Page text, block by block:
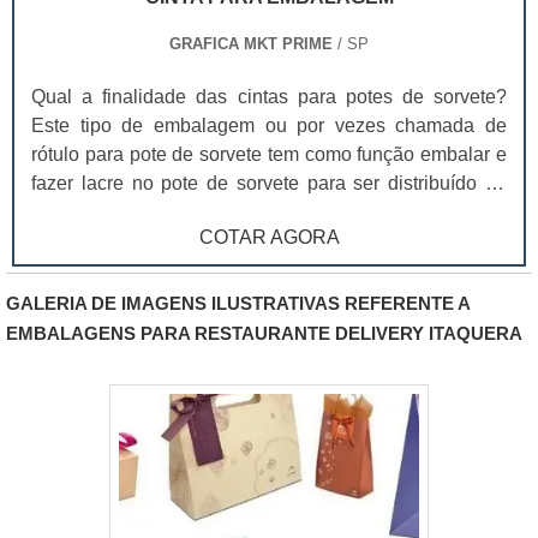
GRAFICA MKT PRIME / SP
Qual a finalidade das cintas para potes de sorvete?
Este tipo de embalagem ou por vezes chamada de
rótulo para pote de sorvete tem como função embalar e
fazer lacre no pote de sorvete para ser distribuído no
capacidade criativa grande, afinal toda a extensão da
cinta pode ser aproveitada para arte e informação,
também são a melhor opção para a identificação do
produto. Ao contrário da técnica In Mold Label, que faz
qualidade visual muito superior, são produzidas em
impressão offset e por isso entregam sensação visual
muito mais nítida e atraente. As cintas são feitas em
papel e por isso o seu armazenamento é mais fácil,
precisa de pouco espaço para guardar, não necessita
de uma quantidade mínima tão grande para impressão,
COTAR AGORA
GALERIA DE IMAGENS ILUSTRATIVAS REFERENTE A
EMBALAGENS PARA RESTAURANTE DELIVERY ITAQUERA